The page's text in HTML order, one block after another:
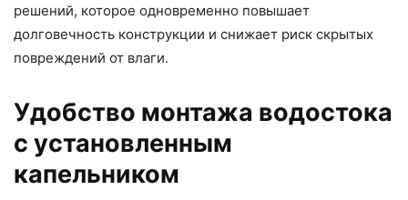
решений, которое одновременно повышает
долговечность конструкции и снижает риск скрытых
повреждений от влаги.
Удобство монтажа водостока
с установленным
капельником